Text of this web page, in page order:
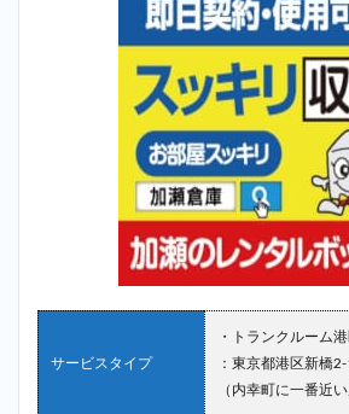
サービスタイプ
・トランクルーム
：東京都港区新橋
（内幸町に一番近い